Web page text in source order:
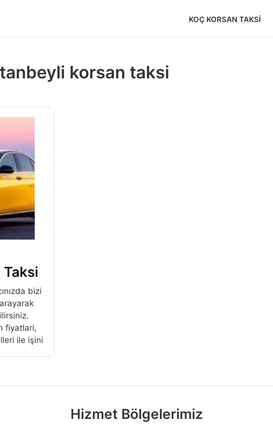
KOÇ KORSAN TAKSI
korsan taksi
bizi
fiyatlari,
ile işini
Hizmet Bölgelerimiz